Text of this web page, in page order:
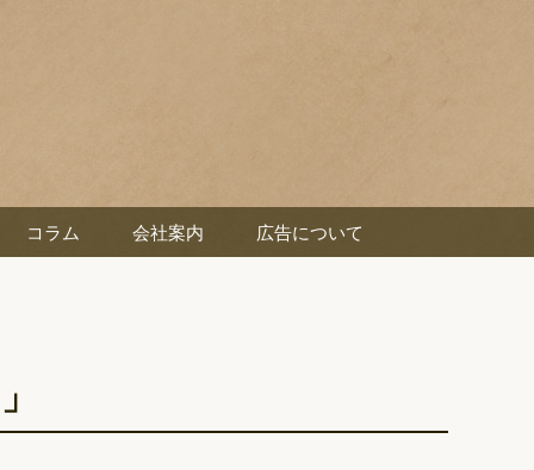
コラム 会社案内 広告について